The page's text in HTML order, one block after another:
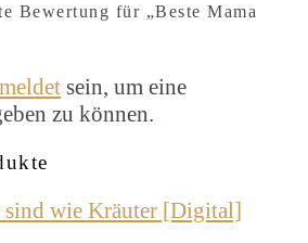
Bewertung für „Beste Mama
sein, um eine
zu können.